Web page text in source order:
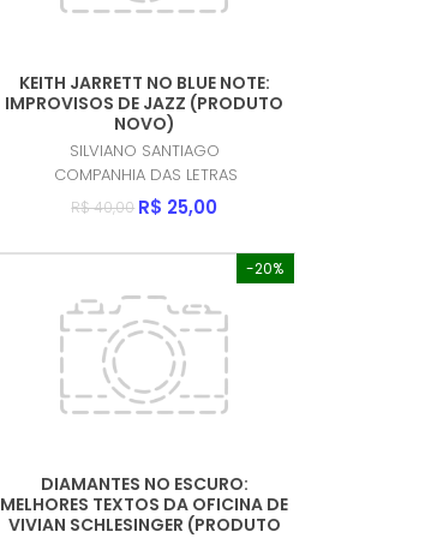
KEITH JARRETT NO BLUE NOTE:
IMPROVISOS DE JAZZ (PRODUTO
NOVO)
SILVIANO SANTIAGO
COMPANHIA DAS LETRAS
R$ 40,00 R$ 25,00
-20%
DIAMANTES NO ESCURO:
MELHORES TEXTOS DA OFICINA DE
VIVIAN SCHLESINGER (PRODUTO